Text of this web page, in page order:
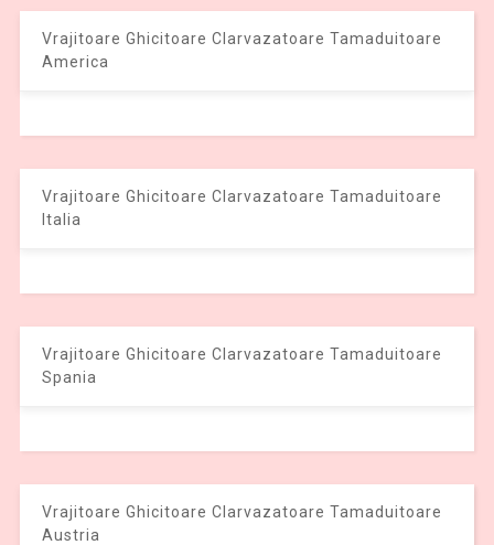
Vrajitoare Ghicitoare Clarvazatoare Tamaduitoare
America
Vrajitoare Ghicitoare Clarvazatoare Tamaduitoare
Italia
Vrajitoare Ghicitoare Clarvazatoare Tamaduitoare
Spania
Vrajitoare Ghicitoare Clarvazatoare Tamaduitoare
Austria